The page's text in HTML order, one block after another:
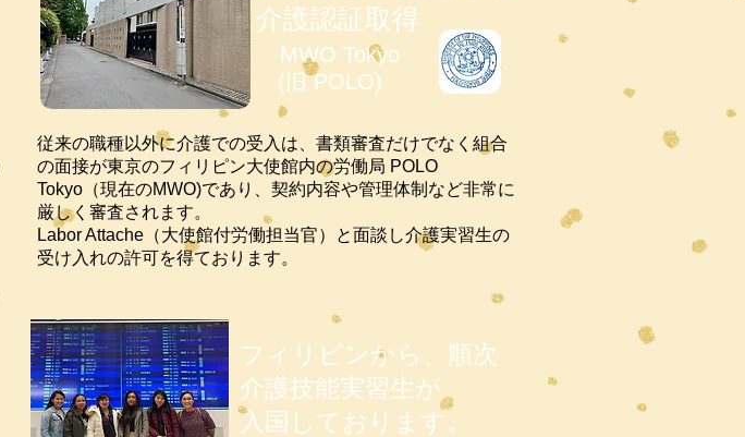
MWO Tokyo
(​旧 POLO)
介護認証取得
従来の職種以外に介護での受入は、書類審査だけでなく組合
の面接が東京のフィリピン大使館内の労働局 POLO
Tokyo（現在のMWO)であり、契約内容や管理体制など非常に
厳しく審査されます。
Labor Attache（大使館付労働担当官）と面談し介護実習生の
受け入れの許可を得ております。
フィリピンから、順次
介護技能実習生が
入国しております。